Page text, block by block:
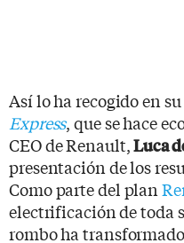
Así lo ha recogido en
Express, que se hace
CEO de Renault,Luca
presentación de los
Como parte del plan
electrificación de toda
rombo ha